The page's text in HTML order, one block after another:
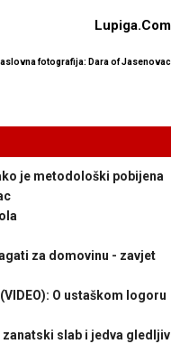
Lupiga.Com
fotografija: Dara of Jasenovac
je metodološki pobijena
za domovinu - zavjet
O ustaškom logoru
zanatski slab i jedva gledljiv